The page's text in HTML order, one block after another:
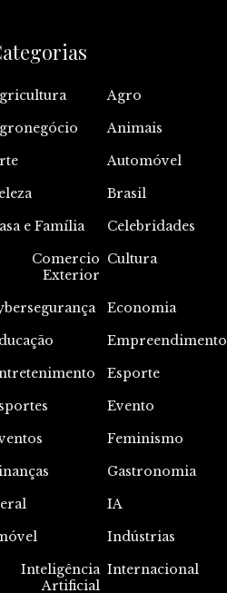
Agro
Animais
Automóvel
Brasil
e Família
Celebridades
Comercio
Exterior
Cultura
Economia
Empreendimento
Esporte
Evento
Feminismo
Gastronomia
IA
Indústrias
Inteligência
Artificial
Internacional